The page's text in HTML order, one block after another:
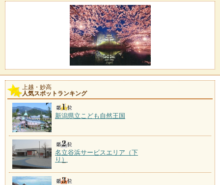
上越・妙高
人気スポットランキング
新潟県立こども自然王国
名立谷浜サービスエリア（下
り）